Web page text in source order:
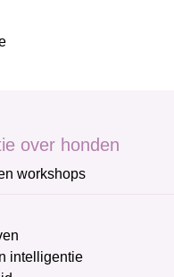
over honden
workshops
intelligentie